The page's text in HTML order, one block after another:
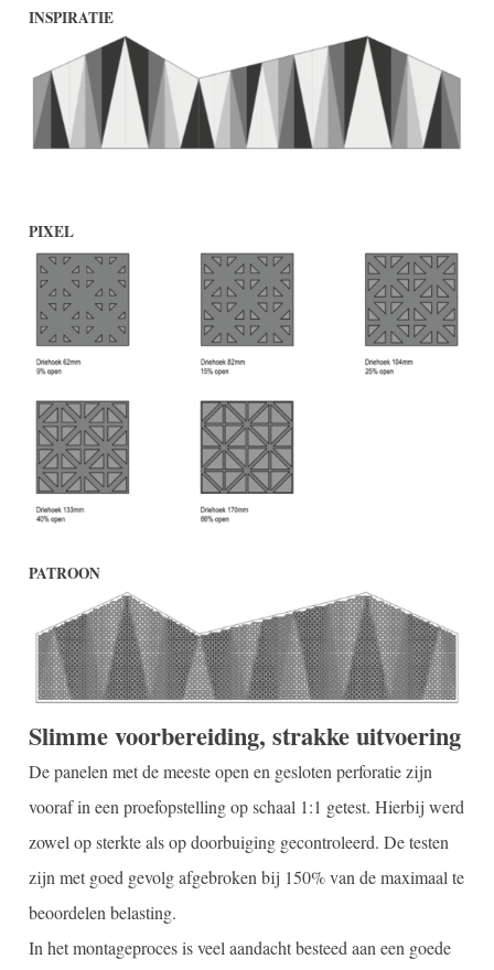
INSPIRATIE
PIXEL
PATROON
Slimme voorbereiding, strakke uitvoering
De panelen met de meeste open en gesloten perforatie zijn
vooraf in een proefopstelling op schaal 1:1 getest. Hierbij werd
zowel op sterkte als op doorbuiging gecontroleerd. De testen
zijn met goed gevolg afgebroken bij 150% van de maximaal te
beoordelen belasting.
In het montageproces is veel aandacht besteed aan een goede